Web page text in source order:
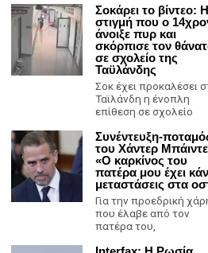
Σοκάρει το βίντεο: Η
στιγμή που ο
άνοιξε πυρ και
σκόρπισε τον
σε σχολείο της
Ταϋλάνδης
Σοκ έχει προκαλέσει
Ταϊλάνδη η ένοπλη
επίθεση σε σχολείο
Συνέντευξη-
του Χάντερ
«Ο καρκίνος του
πατέρα μου έχει
μεταστάσεις στα
Για την προεδρική
που έλαβε από τον
πατέρα του,